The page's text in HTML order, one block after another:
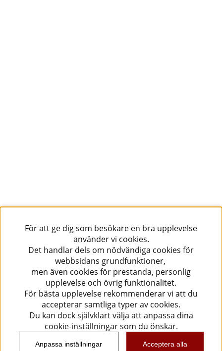
För att ge dig som besökare en bra upplevelse
använder vi cookies.
Det handlar dels om nödvändiga cookies för
webbsidans grundfunktioner,
men även cookies för prestanda, personlig
upplevelse och övrig funktionalitet.
För bästa upplevelse rekommenderar vi att du
accepterar samtliga typer av cookies.
Du kan dock självklart välja att anpassa dina
cookie-inställningar som du önskar.
Anpassa inställningar Acceptera alla